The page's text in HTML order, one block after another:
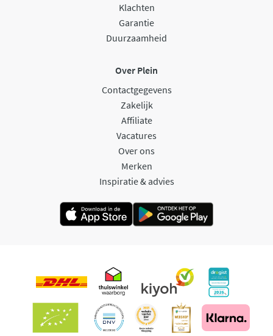
Klachten
Garantie
Duurzaamheid
Over Plein
Contactgegevens
Zakelijk
Affiliate
Vacatures
Over ons
Merken
Inspiratie & advies